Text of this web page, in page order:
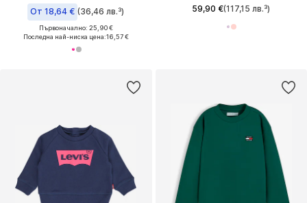
От 18,64 € (36,46 лв.³)
Първоначално: 25,90 €
Последна най-ниска цена:16,57 €
59,90 €(117,15 лв.³)